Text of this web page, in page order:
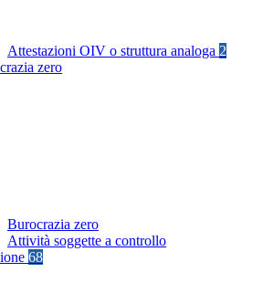
Attestazioni OIV o struttura analoga 2
zero
Burocrazia zero
Attività soggette a controllo
68